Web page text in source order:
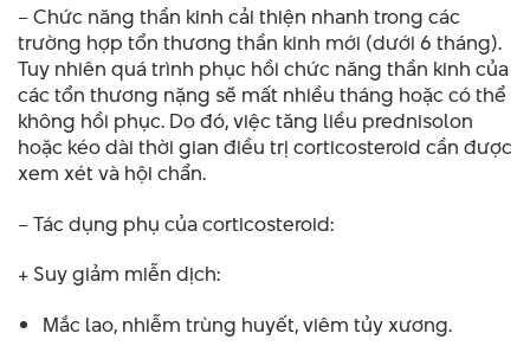
– Chức năng thần kinh cải thiện nhanh trong các
trường hợp tổn thương thần kinh mới (dưới 6 tháng).
Tuy nhiên quá trình phục hồi chức năng thần kinh của
các tổn thương nặng sẽ mất nhiều tháng hoặc có thể
không hồi phục. Do đó, việc tăng liều prednisolon
hoặc kéo dài thời gian điều trị corticosteroid cần được
xem xét và hội chẩn.
– Tác dụng phụ của corticosteroid:
+ Suy giảm miễn dịch:
Mắc lao, nhiễm trùng huyết, viêm tủy xương.